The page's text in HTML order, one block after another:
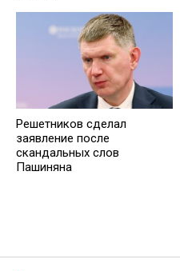
Решетников cделал
заявление после
скандальных слов
Пашиняна